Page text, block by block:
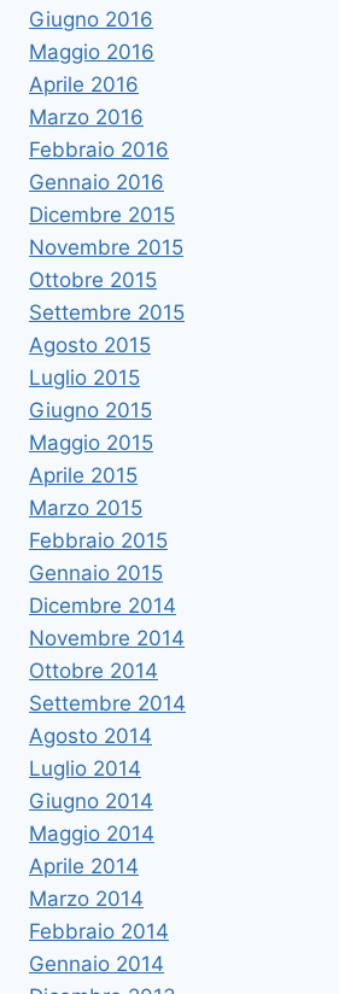
Giugno 2016
Maggio 2016
Aprile 2016
Marzo 2016
Febbraio 2016
Gennaio 2016
Dicembre 2015
Novembre 2015
Ottobre 2015
Settembre 2015
Agosto 2015
Luglio 2015
Giugno 2015
Maggio 2015
Aprile 2015
Marzo 2015
Febbraio 2015
Gennaio 2015
Dicembre 2014
Novembre 2014
Ottobre 2014
Settembre 2014
Agosto 2014
Luglio 2014
Giugno 2014
Maggio 2014
Aprile 2014
Marzo 2014
Febbraio 2014
Gennaio 2014